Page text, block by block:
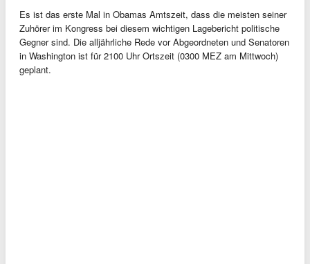
Es ist das erste Mal in Obamas Amtszeit, dass die meisten seiner
Zuhörer im Kongress bei diesem wichtigen Lagebericht politische
Gegner sind. Die alljährliche Rede vor Abgeordneten und Senatoren
in Washington ist für 2100 Uhr Ortszeit (0300 MEZ am Mittwoch)
geplant.